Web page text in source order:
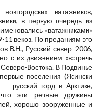
ватажников,
в первую очередь из
«ватажниками»
11 веков. По преданиям это
В.Н., Русский север, 2006,
с их движением «встречь
Северо-Востока. В Подвинье
поселения (Ясински
русский горд в Арктике,
что эти речные дружины
хорошо вооруженные и